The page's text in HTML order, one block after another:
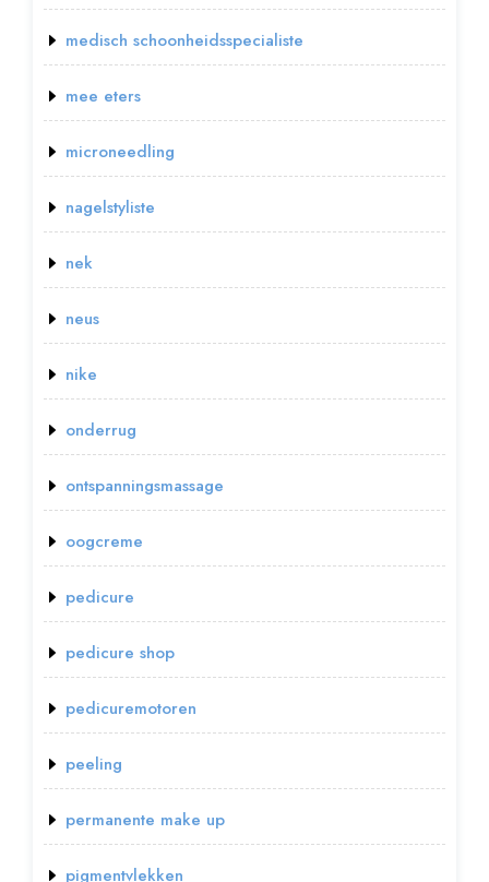
medisch schoonheidsspecialiste
mee eters
microneedling
nagelstyliste
nek
neus
nike
onderrug
ontspanningsmassage
oogcreme
pedicure
pedicure shop
pedicuremotoren
peeling
permanente make up
pigmentvlekken